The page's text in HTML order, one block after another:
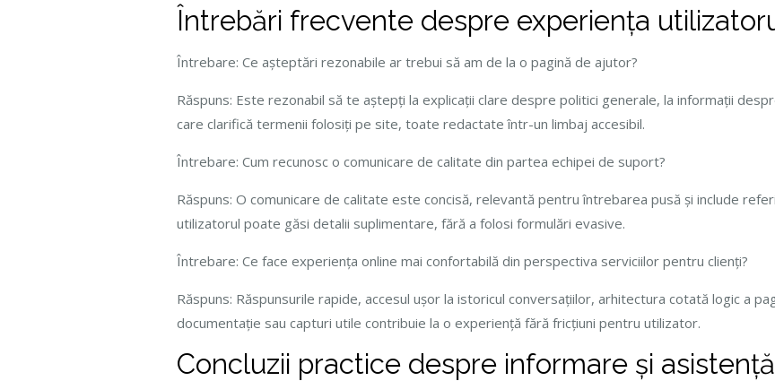
Întrebări frecvente despre experiența
Întrebare: Ce așteptări rezonabile ar trebui să am de la o pagină de ajutor?
Răspuns: Este rezonabil să te aștepți la explicații clare despre politici generale, la informații
care clarifică termenii folosiți pe site, toate redactate într-un limbaj accesibil.
Întrebare: Cum recunosc o comunicare de calitate din partea echipei de suport?
Răspuns: O comunicare de calitate este concisă, relevantă pentru întrebarea pusă și include
utilizatorul poate găsi detalii suplimentare, fără a folosi formulări evasive.
Întrebare: Ce face experiența online mai confortabilă din perspectiva serviciilor pentru clienți?
Răspuns: Răspunsurile rapide, accesul ușor la istoricul conversațiilor, arhitectura cotată logic a
documentație sau capturi utile contribuie la o experiență fără fricțiuni pentru utilizator.
Concluzii practice despre informare și asistență